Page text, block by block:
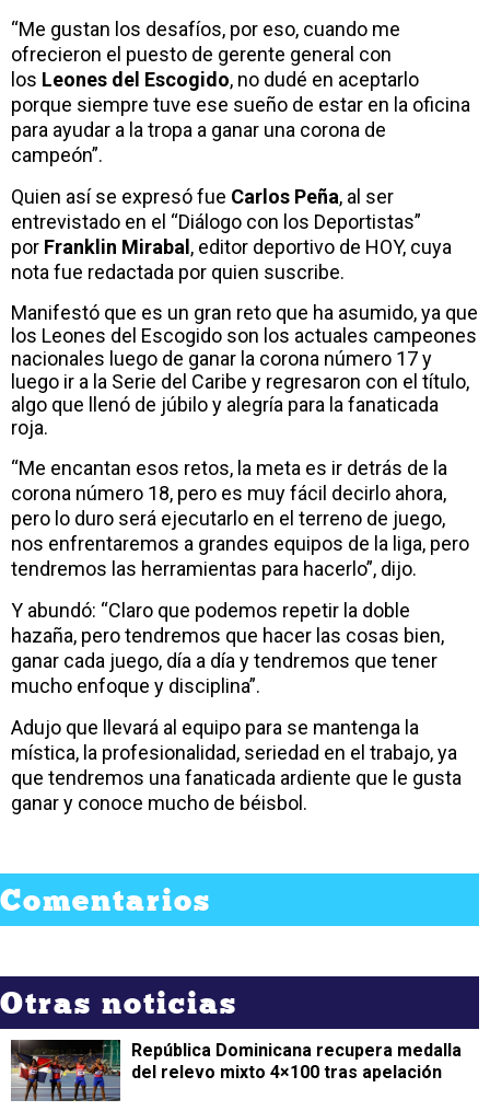
“Me gustan los desafíos, por eso, cuando me
ofrecieron el puesto de gerente general con
los Leones del Escogido, no dudé en aceptarlo
porque siempre tuve ese sueño de estar en la oficina
para ayudar a la tropa a ganar una corona de
campeón”.
Quien así se expresó fue Carlos Peña, al ser
entrevistado en el “Diálogo con los Deportistas”
por Franklin Mirabal, editor deportivo de HOY, cuya
nota fue redactada por quien suscribe.
Manifestó que es un gran reto que ha asumido, ya que
los Leones del Escogido son los actuales campeones
nacionales luego de ganar la corona número 17 y
luego ir a la Serie del Caribe y regresaron con el título,
algo que llenó de júbilo y alegría para la fanaticada
roja.
“Me encantan esos retos, la meta es ir detrás de la
corona número 18, pero es muy fácil decirlo ahora,
pero lo duro será ejecutarlo en el terreno de juego,
nos enfrentaremos a grandes equipos de la liga, pero
tendremos las herramientas para hacerlo”, dijo.
Y abundó: “Claro que podemos repetir la doble
hazaña, pero tendremos que hacer las cosas bien,
ganar cada juego, día a día y tendremos que tener
mucho enfoque y disciplina”.
Adujo que llevará al equipo para se mantenga la
mística, la profesionalidad, seriedad en el trabajo, ya
que tendremos una fanaticada ardiente que le gusta
ganar y conoce mucho de béisbol.
Comentarios
Otras noticias
República Dominicana recupera medalla
del relevo mixto 4×100 tras apelación